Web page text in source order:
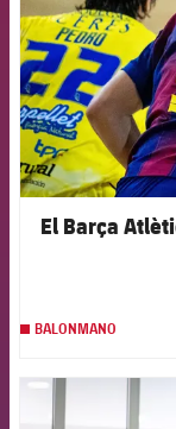
El Barça
BALONMANO